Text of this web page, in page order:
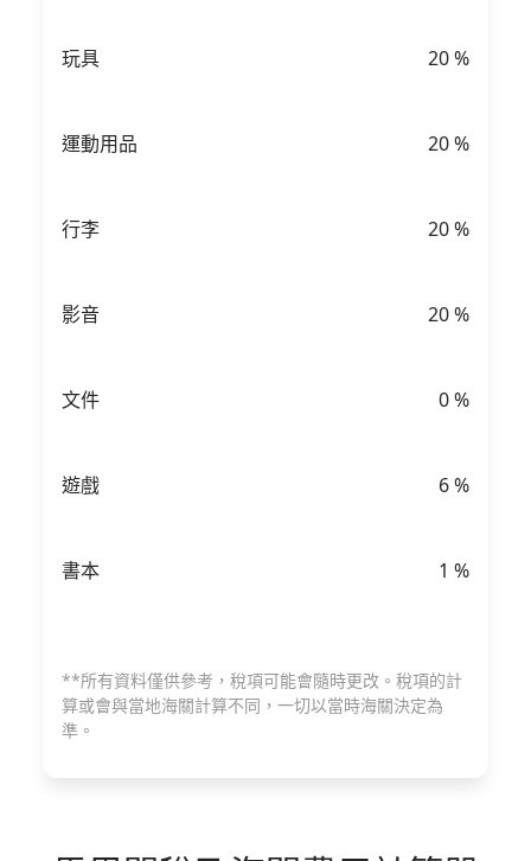
玩具 20%
運動用品 20%
行李 20%
影音 20%
文件 0%
遊戲 6%
書本 1 %
**所有資料僅供參考，稅項可能會隨時更改。稅項的計
算或會與當地海關計算不同，一切以當時海關決定為
準。